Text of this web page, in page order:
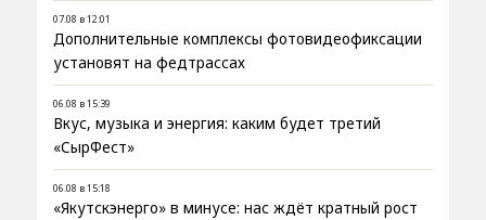
07.08 в 12:01
Дополнительные комплексы фотовидеофиксации
установят на федтрассах
06.08 в 15:39
Вкус, музыка и энергия: каким будет третий
«СырФест»
06.08 в 15:18
«Якутскэнерго» в минусе: нас ждёт кратный рост